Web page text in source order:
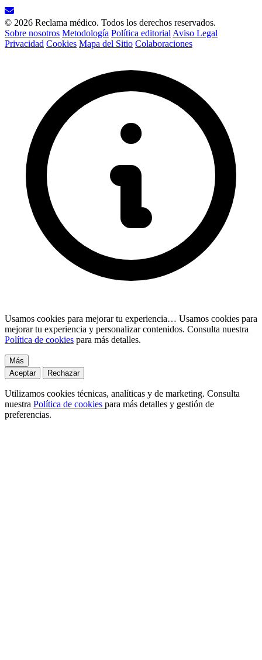
© 2026 Reclama médico. Todos los derechos reservados.
Sobre nosotros Metodología Política editorial Aviso Legal
Privacidad Cookies Mapa del Sitio Colaboraciones
Usamos cookies para mejorar tu experiencia… Usamos cookies para
mejorar tu experiencia y personalizar contenidos. Consulta nuestra
Política de cookies para más detalles.
Más
Aceptar
Rechazar
Utilizamos cookies técnicas, analíticas y de marketing. Consulta
nuestra Política de cookies para más detalles y gestión de
preferencias.